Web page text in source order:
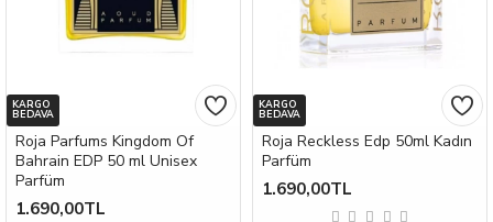
KARGO
BEDAVA
Roja Parfums Kingdom Of
Bahrain EDP 50 ml Unisex
Parfüm
1.690,00TL
KARGO
BEDAVA
Roja Reckless Edp 50ml Kadın
Parfüm
1.690,00TL